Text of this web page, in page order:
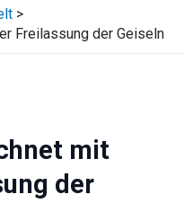
Freilassung der Geiseln
mit
der